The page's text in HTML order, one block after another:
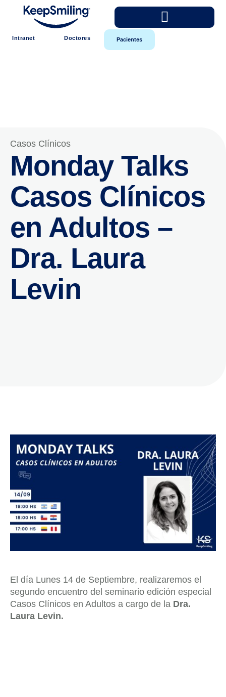
Intranet Doctores Pacientes
Casos Clínicos
Monday Talks
Casos Clínicos
en Adultos –
Dra. Laura
Levin
El día Lunes 14 de Septiembre, realizaremos el
segundo encuentro del seminario edición especial
Casos Clínicos en Adultos a cargo de la Dra.
Laura Levin.